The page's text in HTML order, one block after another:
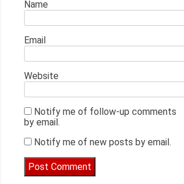
Name
Email
Website
Notify me of follow-up comments
by email.
Notify me of new posts by email.